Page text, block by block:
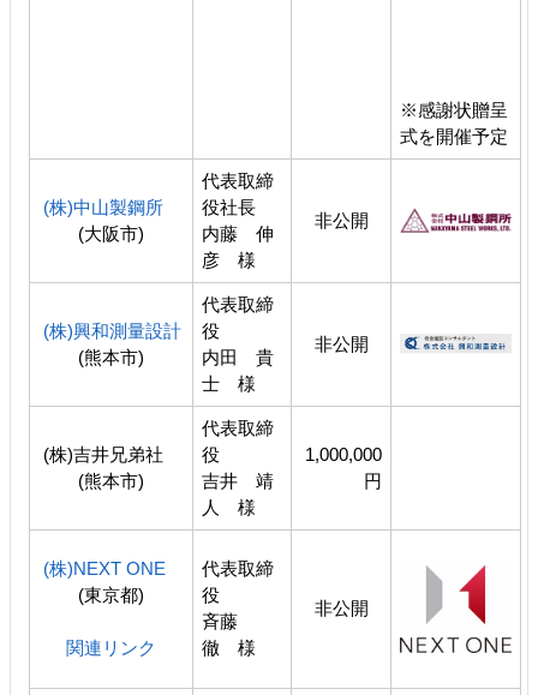
※感謝状贈呈
式を開催予定
(株)中山製鋼所
(大阪市)
代表取締
役社長
内藤 伸
彦 様
非公開
(株)興和測量設計
(熊本市)
代表取締
役
内田 貴
士 様
非公開
(株)吉井兄弟社
(熊本市)
代表取締
役
吉井 靖
人 様
1,000,000
円
(株)NEXT ONE
(東京都)
関連リンク
代表取締
役
斉藤
徹 様
非公開